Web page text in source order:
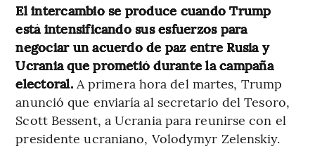
El intercambio se produce cuando Trump
está intensificando sus esfuerzos para
negociar un acuerdo de paz entre Rusia y
Ucrania que prometió durante la campaña
electoral.A primera hora del martes, Trump
anunció que enviaría al secretario del Tesoro,
Scott Bessent, a Ucrania para reunirse con el
presidente ucraniano, Volodymyr Zelenskiy.